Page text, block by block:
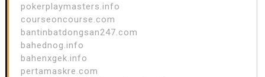
pokerplaymasters.info
courseoncourse.com
bantinbatdongsan247.com
bahednog.info
bahenxgek.info
pertamaskre.com